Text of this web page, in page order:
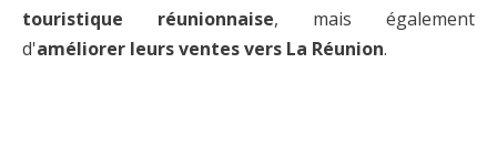
touristique réunionnaise, mais également
d'améliorer leurs ventes vers La Réunion.